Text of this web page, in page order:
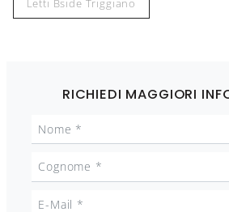
Letti Bside Triggiano
RICHIEDI MAGGIORI